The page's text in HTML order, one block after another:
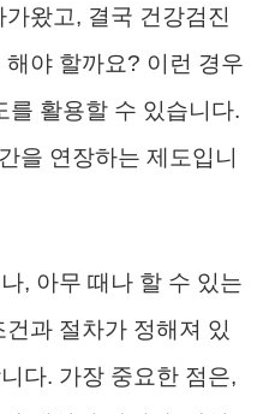
왔고, 결국 건강검진
야 할까요? 이런 경우
를 활용할 수 있습니다.
을 연장하는 제도입니
, 아무 때나 할 수 있는
과 절차가 정해져 있
다. 가장 중요한 점은,